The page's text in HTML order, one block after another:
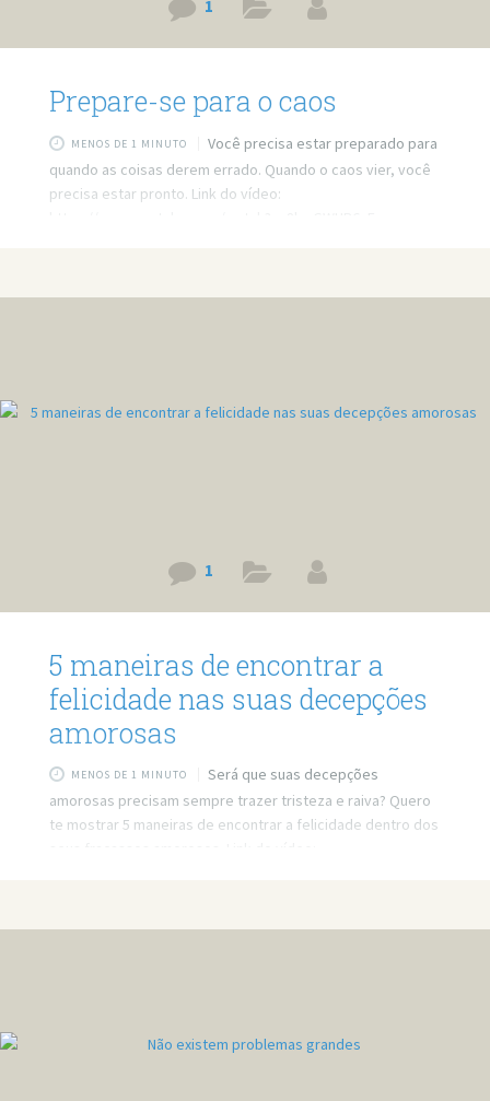
1
Prepare-se para o caos
MENOS DE 1 MINUTO
Você precisa estar preparado para
quando as coisas derem errado. Quando o caos vier, você
precisa estar pronto. Link do vídeo:
1
5 maneiras de encontrar a
felicidade nas suas decepções
amorosas
MENOS DE 1 MINUTO
Será que suas decepções
amorosas precisam sempre trazer tristeza e raiva? Quero
te mostrar 5 maneiras de encontrar a felicidade dentro dos